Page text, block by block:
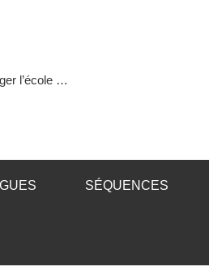
l’école …
SÉQUENCES